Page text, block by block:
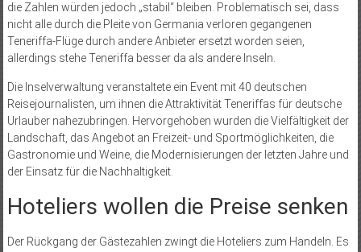
die Zahlen würden jedoch „stabil“ bleiben. Problematisch sei, dass
nicht alle durch die Pleite von Germania verloren gegangenen
Teneriffa-Flüge durch andere Anbieter ersetzt worden seien,
allerdings stehe Teneriffa besser da als andere Inseln.
Die Inselverwaltung veranstaltete ein Event mit 40 deutschen
Reisejournalisten, um ihnen die Attraktivität Teneriffas für deutsche
Urlauber nahezubringen. Hervorgehoben wurden die Vielfältigkeit der
Landschaft, das Angebot an Freizeit- und Sportmöglichkeiten, die
Gastronomie und Weine, die Modernisierungen der letzten Jahre und
der Einsatz für die Nachhaltigkeit.
Hoteliers wollen die Preise senken
Der Rückgang der Gästezahlen zwingt die Hoteliers zum Handeln. Es